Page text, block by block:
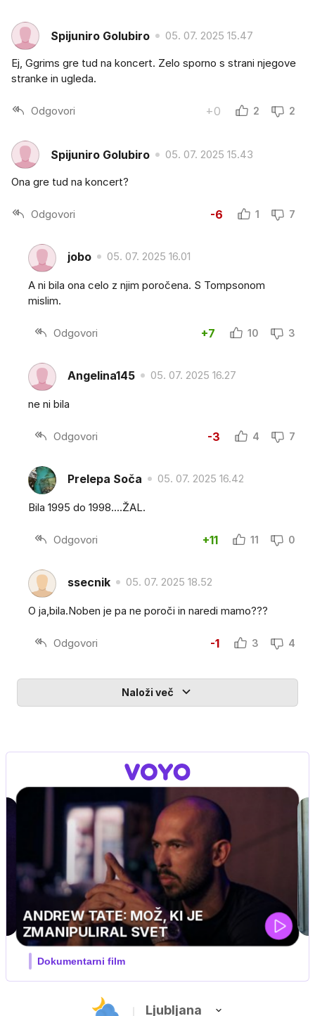
Spijuniro Golubiro 05. 07. 2025 15.47
Ej, Ggrims gre tud na koncert. Zelo sporno s strani njegove
stranke in ugleda.
Odgovori +0 2 2
Spijuniro Golubiro 05. 07. 2025 15.43
Ona gre tud na koncert?
Odgovori -6 1 7
jobo 05. 07. 2025 16.01
A ni bila ona celo z njim poročena. S Tompsonom
mislim.
Odgovori +7 10 3
Angelina145 05. 07. 2025 16.27
ne ni bila
Odgovori -3 4 7
Prelepa Soča 05. 07. 2025 16.42
Bila 1995 do 1998....ŽAL.
Odgovori +11 11 0
ssecnik 05. 07. 2025 18.52
O ja,bila.Noben je pa ne poroči in naredi mamo???
Odgovori -1 3 4
Naloži več
MOJ PRIJATELJ PINGVIN
Film meseca / družinski, pustolovski
Ljubljana